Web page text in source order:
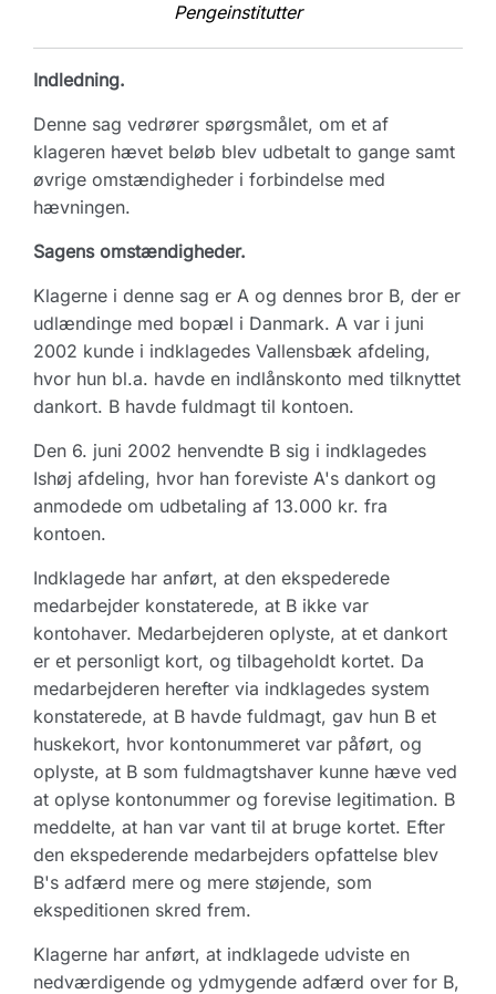
Pengeinstitutter
Indledning.
Denne sag vedrører spørgsmålet, om et af
klageren hævet beløb blev udbetalt to gange samt
øvrige omstændigheder i forbindelse med
hævningen.
Sagens omstændigheder.
Klagerne i denne sag er A og dennes bror B, der er
udlændinge med bopæl i Danmark. A var i juni
2002 kunde i indklagedes Vallensbæk afdeling,
hvor hun bl.a. havde en indlånskonto med tilknyttet
dankort. B havde fuldmagt til kontoen.
Den 6. juni 2002 henvendte B sig i indklagedes
Ishøj afdeling, hvor han foreviste A's dankort og
anmodede om udbetaling af 13.000 kr. fra
kontoen.
Indklagede har anført, at den ekspederede
medarbejder konstaterede, at B ikke var
kontohaver. Medarbejderen oplyste, at et dankort
er et personligt kort, og tilbageholdt kortet. Da
medarbejderen herefter via indklagedes system
konstaterede, at B havde fuldmagt, gav hun B et
huskekort, hvor kontonummeret var påført, og
oplyste, at B som fuldmagtshaver kunne hæve ved
at oplyse kontonummer og forevise legitimation. B
meddelte, at han var vant til at bruge kortet. Efter
den ekspederende medarbejders opfattelse blev
B's adfærd mere og mere støjende, som
ekspeditionen skred frem.
Klagerne har anført, at indklagede udviste en
nedværdigende og ydmygende adfærd over for B,